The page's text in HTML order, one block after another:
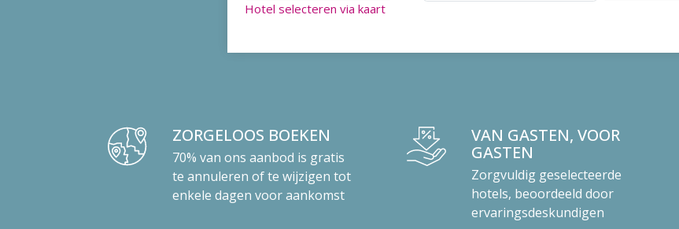
Hotel selecteren via kaart
ZORGELOOS BOEKEN
70% van ons aanbod is gratis
te annuleren of te wijzigen tot
enkele dagen voor aankomst
VAN GASTEN, VOOR
GASTEN
Zorgvuldig geselecteerde
hotels, beoordeeld door
ervaringsdeskundigen